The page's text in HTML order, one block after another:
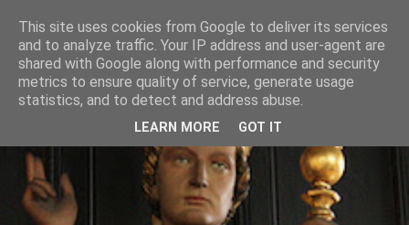
This site uses cookies from Google to deliver its services
and to analyze traffic. Your IP address and user-agent are
shared with Google along with performance and security
metrics to ensure quality of service, generate usage
statistics, and to detect and address abuse.
LEARN MORE GOT IT